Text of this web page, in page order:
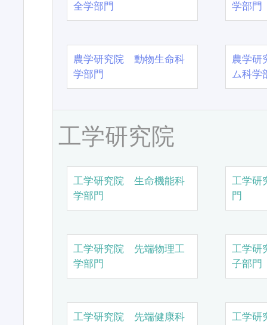
全学部門
学部門
農学研究院 動物生命科
学部門
農学
ム科学
工学研究院
工学研究院 生命機能科
学部門
工学研
門
工学研究院 先端物理工
学部門
工学研
子部門
工学研究院 先端健康科
工学研